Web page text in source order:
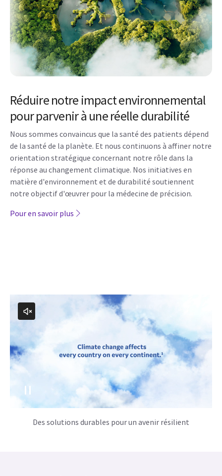
Réduire notre impact environnemental
pour parvenir à une réelle durabilité
Nous sommes convaincus que la santé des patients dépend
de la santé de la planète. Et nous continuons à affiner notre
orientation stratégique concernant notre rôle dans la
réponse au changement climatique. Nos initiatives en
matière d'environnement et de durabilité soutiennent
notre objectif d'œuvrer pour la médecine de précision.
Pour en savoir plus
Des solutions durables pour un avenir résilient